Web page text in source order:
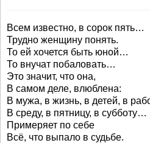
Всем известно, в сорок пять…
Трудно женщину понять.
То ей хочется быть юной…
То внучат побаловать…
Это значит, что она,
В самом деле, влюблена:
В мужа, в жизнь, в детей, в
В среду, в пятницу, в субботу…
Примеряет по себе
Всё, что выпало в судьбе.